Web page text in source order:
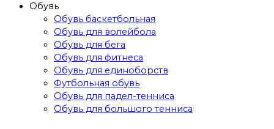
Обувь
Обувь баскетбольная
Обувь для волейбола
Обувь для бега
Обувь для фитнеса
Обувь для единоборств
Футбольная обувь
Обувь для падел-тенниса
Обувь для большого тенниса